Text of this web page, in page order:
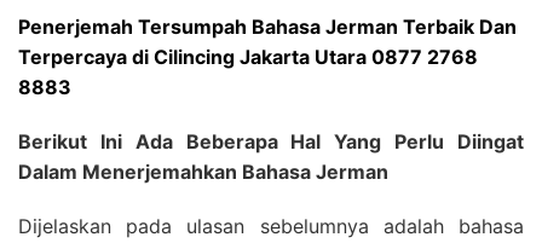
Penerjemah Tersumpah Bahasa Jerman Terbaik Dan
Terpercaya di Cilincing Jakarta Utara 0877 2768
8883
Berikut Ini Ada Beberapa Hal Yang Perlu Diingat
Dalam Menerjemahkan Bahasa Jerman
Dijelaskan pada ulasan sebelumnya adalah bahasa